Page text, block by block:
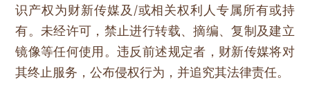
识产权为财新传媒及/或相关权利人专属所有或持
有。未经许可，禁止进行转载、摘编、复制及建立
镜像等任何使用。违反前述规定者，财新传媒将对
其终止服务，公布侵权行为，并追究其法律责任。